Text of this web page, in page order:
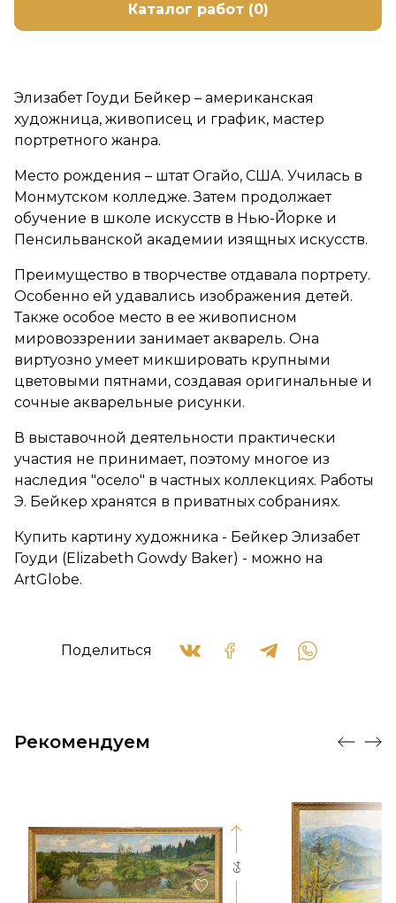
Каталог работ (0)
Элизабет Гоуди Бейкер – американская
художница, живописец и график, мастер
портретного жанра.
Место рождения – штат Огайо, США. Училась в
Монмутском колледже. Затем продолжает
обучение в школе искусств в Нью-Йорке и
Пенсильванской академии изящных искусств.
Преимущество в творчестве отдавала портрету.
Особенно ей удавались изображения детей.
Также особое место в ее живописном
мировоззрении занимает акварель. Она
виртуозно умеет микшировать крупными
цветовыми пятнами, создавая оригинальные и
сочные акварельные рисунки.
В выставочной деятельности практически
участия не принимает, поэтому многое из
наследия "осело" в частных коллекциях. Работы
Э. Бейкер хранятся в приватных собраниях.
Купить картину художника - Бейкер Элизабет
Гоуди (Elizabeth Gowdy Baker) - можно на
ArtGlobe.
Поделиться
Рекомендуем
64